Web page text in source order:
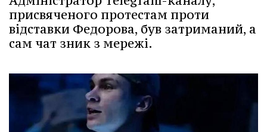
присвяченого протестам проти
відставки Федорова, був затриманий, а
сам чат зник з мережі.